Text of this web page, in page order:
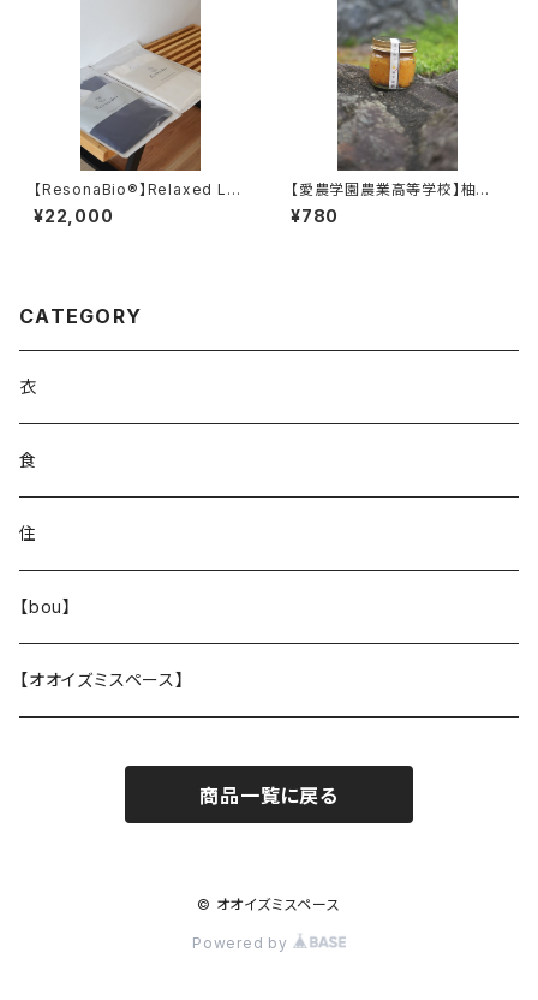
【ResonaBio®】Relaxed Lon
g Sleeve Shirt
¥22,000
【愛農学園農業高等学校】柚子
胡椒
¥780
CATEGORY
衣
食
住
【bou】
【オオイズミスペース】
商品一覧に戻る
© オオイズミスペース
Powered by